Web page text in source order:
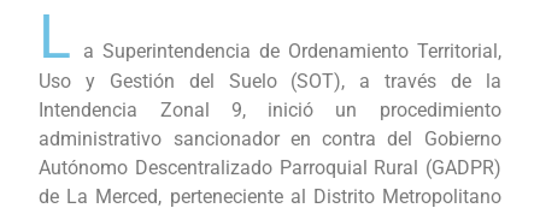
L
a Superintendencia de Ordenamiento Territorial,
Uso y Gestión del Suelo (SOT), a través de la
Intendencia Zonal 9, inició un procedimiento
administrativo sancionador en contra del Gobierno
Autónomo Descentralizado Parroquial Rural (GADPR)
de La Merced, perteneciente al Distrito Metropolitano